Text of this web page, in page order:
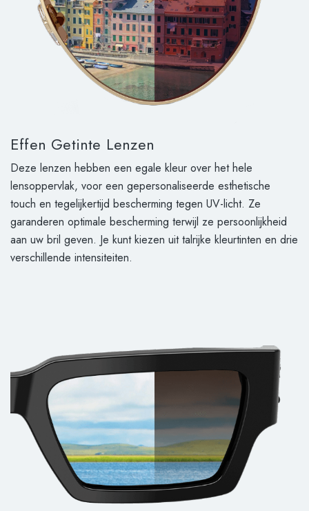
Effen Getinte Lenzen
Deze lenzen hebben een egale kleur over het hele
lensoppervlak, voor een gepersonaliseerde esthetische
touch en tegelijkertijd bescherming tegen UV-licht. Ze
garanderen optimale bescherming terwijl ze persoonlijkheid
aan uw bril geven. Je kunt kiezen uit talrijke kleurtinten en drie
verschillende intensiteiten.